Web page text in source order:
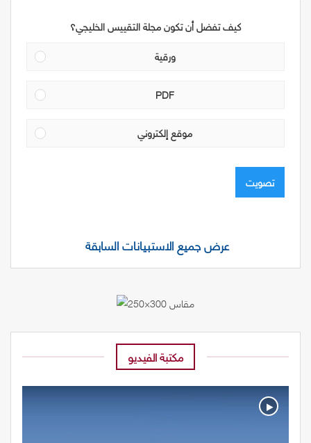
كيف تفضل أن تكون مجلة التقييس الخليجي؟
ورقية
PDF
موقع إلكتروني
تصويت
عرض جميع الاستبيانات السابقة
مكتبة الفيديو